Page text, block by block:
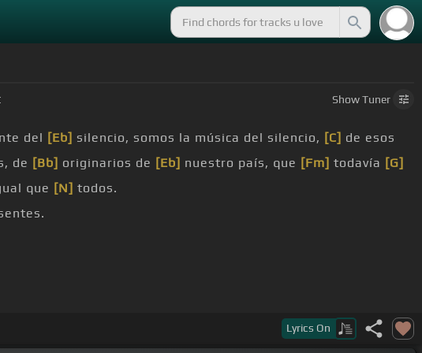
ShowTuner
del [Eb] silencio, somos la música del silencio, [C] de esos
de [Bb] originarios de [Eb] nuestro país, que [Fm] todavía [G]
que [N] todos.
Lyrics On